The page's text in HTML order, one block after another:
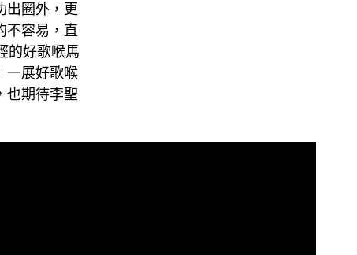
出圈外，更
不容易，直
的好歌喉馬
一展好歌喉
也期待李聖